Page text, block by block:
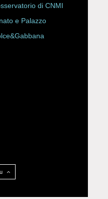
di CNMI
e Palazzo